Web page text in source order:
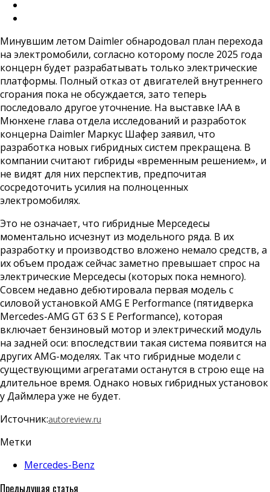
Минувшим летом Daimler обнародовал план перехода
на электромобили, согласно которому после 2025 года
концерн будет разрабатывать только электрические
платформы. Полный отказ от двигателей внутреннего
сгорания пока не обсуждается, зато теперь
последовало другое уточнение. На выставке IAA в
Мюнхене глава отдела исследований и разработок
концерна Daimler Маркус Шафер заявил, что
разработка новых гибридных систем прекращена. В
компании считают гибриды «временным решением», и
не видят для них перспектив, предпочитая
сосредоточить усилия на полноценных
электромобилях.
Это не означает, что гибридные Мерседесы
моментально исчезнут из модельного ряда. В их
разработку и производство вложено немало средств, а
их объем продаж сейчас заметно превышает спрос на
электрические Мерседесы (которых пока немного).
Совсем недавно дебютировала первая модель с
силовой установкой AMG E Performance (пятидверка
Mercedes-AMG GT 63 S E Performance), которая
включает бензиновый мотор и электрический модуль
на задней оси: впоследствии такая система появится на
других AMG-моделях. Так что гибридные модели с
существующими агрегатами останутся в строю еще на
длительное время. Однако новых гибридных установок
у Даймлера уже не будет.
Источник:autoreview.ru
Метки
Mercedes-Benz
Предыдущая статья